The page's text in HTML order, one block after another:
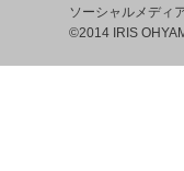
ソーシャルメディ
©2014 IRIS